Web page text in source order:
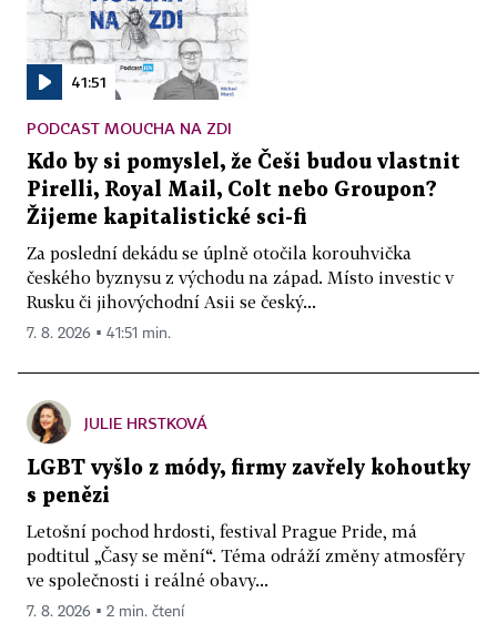
41:51
PODCAST MOUCHA NA ZDI
Kdo by si pomyslel, že Češi budou vlastnit
Pirelli, Royal Mail, Colt nebo Groupon?
Žijeme kapitalistické sci-fi
Za poslední dekádu se úplně otočila korouhvička
českého byznysu z východu na západ. Místo investic v
Rusku či jihovýchodní Asii se český...
7. 8. 2026 ▪ 41:51 min.
JULIE HRSTKOVÁ
LGBT vyšlo z módy, firmy zavřely kohoutky
s penězi
Letošní pochod hrdosti, festival Prague Pride, má
podtitul „Časy se mění“. Téma odráží změny atmosféry
ve společnosti i reálné obavy...
7. 8. 2026 ▪ 2 min. čtení